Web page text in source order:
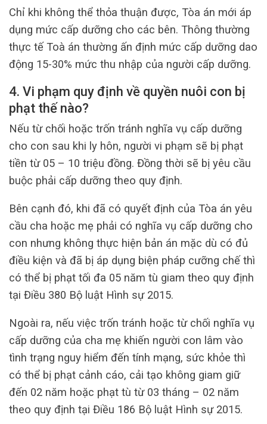
Chỉ khi không thể thỏa thuận được, Tòa án mới áp
dụng mức cấp dưỡng cho các bên. Thông thường
thực tế Toà án thường ấn định mức cấp dưỡng dao
động 15-30% mức thu nhập của người cấp dưỡng.
4. Vi phạm quy định về quyền nuôi con bị
phạt thế nào?
Nếu từ chối hoặc trốn tránh nghĩa vụ cấp dưỡng
cho con sau khi ly hôn, người vi phạm sẽ bị phạt
tiền từ 05 – 10 triệu đồng. Đồng thời sẽ bị yêu cầu
buộc phải cấp dưỡng theo quy định.
Bên cạnh đó, khi đã có quyết định của Tòa án yêu
cầu cha hoặc mẹ phải có nghĩa vụ cấp dưỡng cho
con nhưng không thực hiện bản án mặc dù có đủ
điều kiện và đã bị áp dụng biện pháp cưỡng chế thì
có thể bị phạt tối đa 05 năm tù giam theo quy định
tại Điều 380 Bộ luật Hình sự 2015.
Ngoài ra, nếu việc trốn tránh hoặc từ chối nghĩa vụ
cấp dưỡng của cha mẹ khiến người con lâm vào
tình trạng nguy hiểm đến tính mạng, sức khỏe thì
có thể bị phạt cảnh cáo, cải tạo không giam giữ
đến 02 năm hoặc phạt tù từ 03 tháng – 02 năm
theo quy định tại Điều 186 Bộ luật Hình sự 2015.